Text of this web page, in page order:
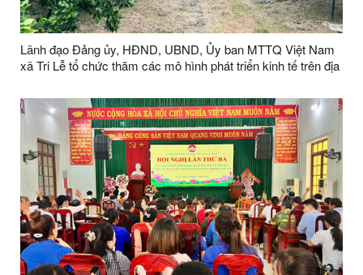
Lãnh đạo Đảng ủy, HĐND, UBND, Ủy ban MTTQ Việt Nam
xã Tri Lễ tổ chức thăm các mô hình phát triển kinh tế trên địa